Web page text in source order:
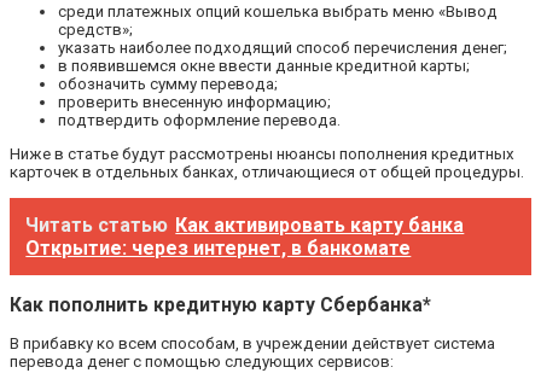
среди платежных опций кошелька выбрать меню «Вывод
средств»;
указать наиболее подходящий способ перечисления денег;
в появившемся окне ввести данные кредитной карты;
обозначить сумму перевода;
проверить внесенную информацию;
подтвердить оформление перевода.
Ниже в статье будут рассмотрены нюансы пополнения кредитных
карточек в отдельных банках, отличающиеся от общей процедуры.
Читать статью Как активировать карту банка
Открытие: через интернет, в банкомате
Как пополнить кредитную карту Сбербанка*
В прибавку ко всем способам, в учреждении действует система
перевода денег с помощью следующих сервисов: